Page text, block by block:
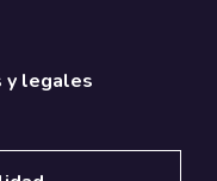
y legales